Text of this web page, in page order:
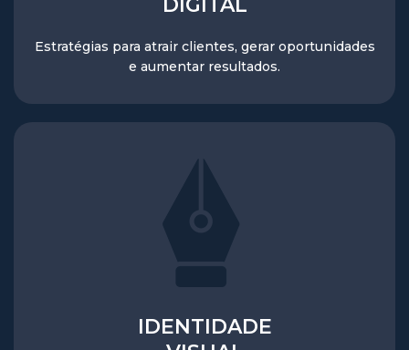
DIGITAL
Estratégias para atrair clientes, gerar oportunidades
e aumentar resultados.
IDENTIDADE